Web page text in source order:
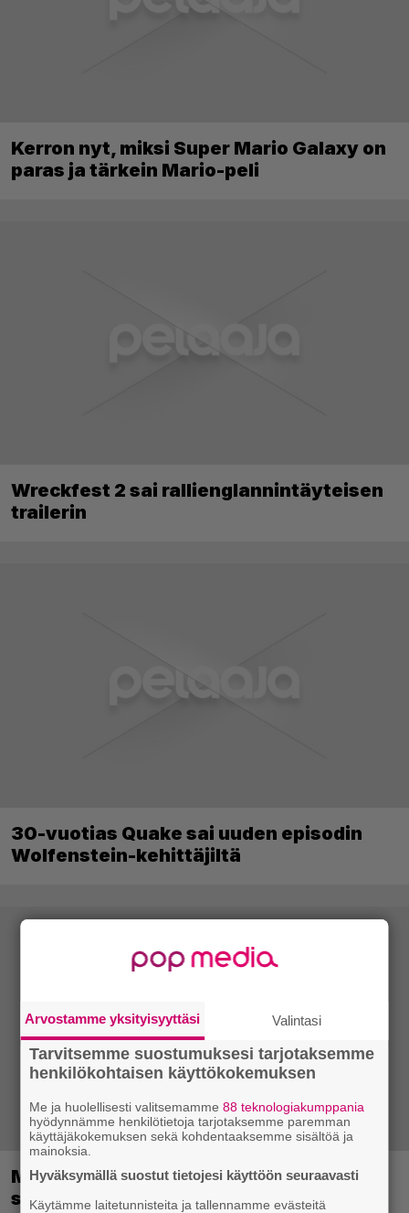
Kerron nyt, miksi Super Mario Galaxy on
paras ja tärkein Mario-peli
Wreckfest 2 sai rallienglannintäyteisen
trailerin
30-vuotias Quake sai uuden episodin
Wolfenstein-kehittäjiltä
Metsästyssimulaattorin jatko-osa
saapuu ensi kuussa – Way of the Hunter
Arvostamme yksityisyyttäsi Valintasi
Tarvitsemme suostumuksesi tarjotaksemme
henkilökohtaisen käyttökokemuksen
Me ja huolellisesti valitsemamme88 teknologiakumppania
hyödynnämme henkilötietoja tarjotaksemme paremman
käyttäjäkokemuksen sekä kohdentaaksemme sisältöä ja
mainoksia.
Hyväksymällä suostut tietojesi käyttöön seuraavasti
Käytämme laitetunnisteita ja tallennamme evästeitä